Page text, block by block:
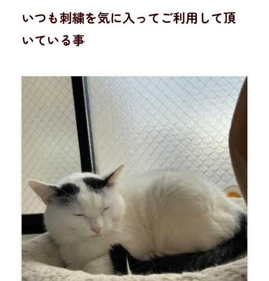
いつも刺繍を気に入ってご利用して頂
いている事